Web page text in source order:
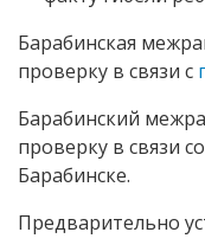
Барабинская
проверку в связи с
Барабинский
проверку в связи
Барабинске.
Предварительно